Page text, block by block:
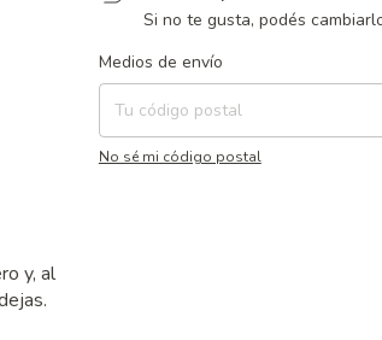
Si no te gusta, podés
Entregas para el CP:
Medios de envío
No sé mi código postal
y, al